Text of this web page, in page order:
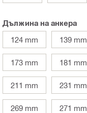
Дължина на анкера
124 mm
139 mm
173 mm 181 mm
211 mm 231 mm
269 mm 271 mm